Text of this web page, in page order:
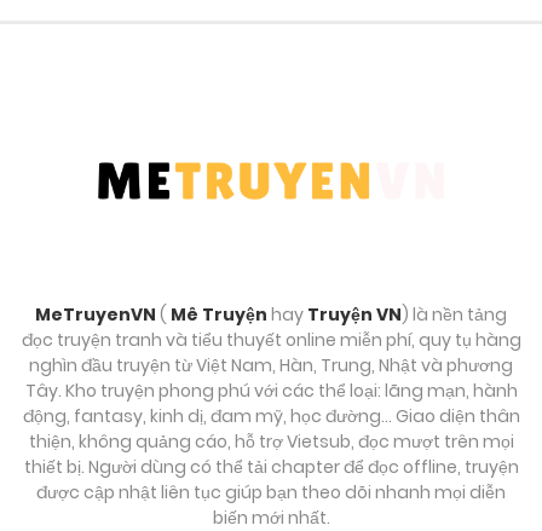
Tháng 9 25, 2025
Chương 178
Tháng 9 25, 2025
Chương 177
Tháng 9 25, 2025
MeTruyenVN ( Mê Truyện hay Truyện VN) là nền tảng
đọc truyện tranh và tiểu thuyết online miễn phí, quy tụ hàng
nghìn đầu truyện từ Việt Nam, Hàn, Trung, Nhật và phương
Tây. Kho truyện phong phú với các thể loại: lãng mạn, hành
động, fantasy, kinh dị, đam mỹ, học đường… Giao diện thân
thiện, không quảng cáo, hỗ trợ Vietsub, đọc mượt trên mọi
thiết bị. Người dùng có thể tải chapter để đọc offline, truyện
được cập nhật liên tục giúp bạn theo dõi nhanh mọi diễn
biến mới nhất.